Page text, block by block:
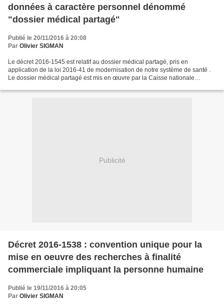
données à caractère personnel dénommé
"dossier médical partagé"
Publié le 20/11/2016 à 20:08
Par Olivier SIGMAN
Le décret 2016-1545 est relatif au dossier médical partagé, pris en
application de la loi 2016-41 de modernisation de notre système de santé .
Le dossier médical partagé est mis en œuvre par la Caisse nationale
Publicité
Décret 2016-1538 : convention unique pour la
mise en oeuvre des recherches à finalité
commerciale impliquant la personne humaine
Publié le 19/11/2016 à 20:05
Par Olivier SIGMAN